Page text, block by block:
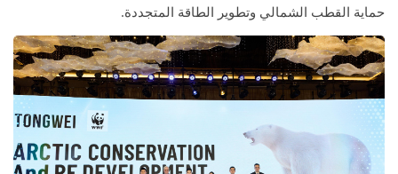
حماية القطب الشمالي وتطوير الطاقة المتجددة.